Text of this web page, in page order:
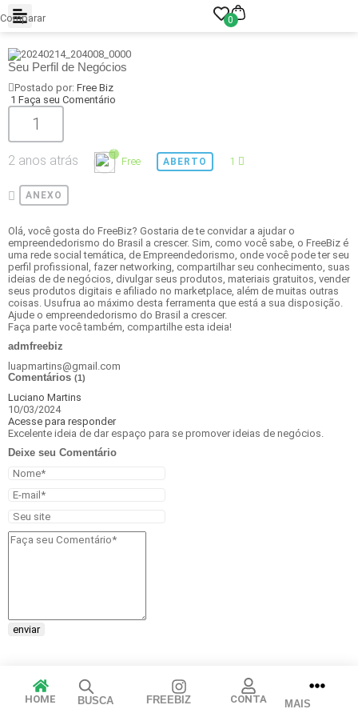
0
Seu Perfil de Negócios
Postado por: Free Biz
1 Faça seu Comentário
1
2 anos atrás Free ABERTO 1
ANEXO
Olá, você gosta do FreeBiz? Gostaria de te convidar a ajudar o
empreendedorismo do Brasil a crescer. Sim, como você sabe, o FreeBiz é
uma rede social temática, de Empreendedorismo, onde você pode ter seu
perfil profissional, fazer networking, compartilhar seu conhecimento, suas
ideias de de negócios, divulgar seus produtos, materiais gratuitos, vender
seus produtos digitais e afiliado no marketplace, além de muitas outras
coisas. Usufrua ao máximo desta ferramenta que está a sua disposição.
Ajude o empreendedorismo do Brasil a crescer.
Faça parte você também, compartilhe esta ideia!
admfreebiz
luapmartins@gmail.com
Comentários (1)
Luciano Martins
10/03/2024
Acesse para responder
Excelente ideia de dar espaço para se promover ideias de negócios.
Deixe seu Comentário
enviar
HOME BUSCA FREEBIZ CONTA MAIS
Comparar